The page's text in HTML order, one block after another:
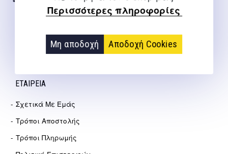
Περισσότερες πληροφορίες
Μη αποδοχή Αποδοχή Cookies
2310 267108
Αγγελάκη 21, Θεσσαλονίκη
ΕΤΑΙΡΕΊΑ
Σχετικά Με Εμάς
Τρόποι Αποστολής
Τρόποι Πληρωμής